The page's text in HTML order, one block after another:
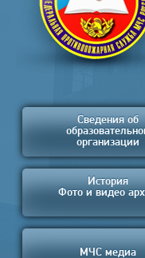
Сведения об
организации
История
Фото и видео
МЧС медиа